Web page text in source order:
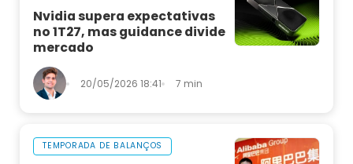
Nvidia supera expectativas
no 1T27, mas guidance divide
mercado
20/05/2026 18:41 7 min
TEMPORADA DE BALANÇOS